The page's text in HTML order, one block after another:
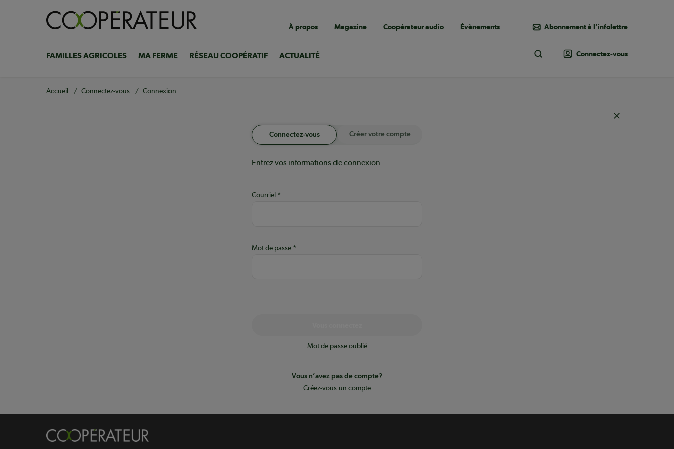
Navigation
utilitaire
À propos Magazine Coopérateur audio Évènements Abonnement à l’infolettre
Navigation
principale
FAMILLES AGRICOLES MA FERME RÉSEAU COOPÉRATIF ACTUALITÉ Toggle Search
Connectez-vous
Fil
Accueil Connectez-vous Connexion
Connectez-vous Créer votre compte
Entrez vos informations de connexion
Courriel
Mot de passe
Mot de passe oublié
Vous n’avez pas de compte?
Créez-vous un compte